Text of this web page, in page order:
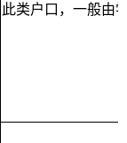
此类户口，一般由